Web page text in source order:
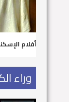
أفلام
وراء